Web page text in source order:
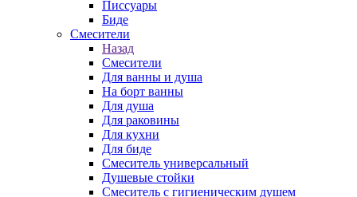
Писсуары
Биде
Смесители
Назад
Смесители
Для ванны и душа
На борт ванны
Для душа
Для раковины
Для кухни
Для биде
Смеситель универсальный
Душевые стойки
Смеситель с гигиеническим душем